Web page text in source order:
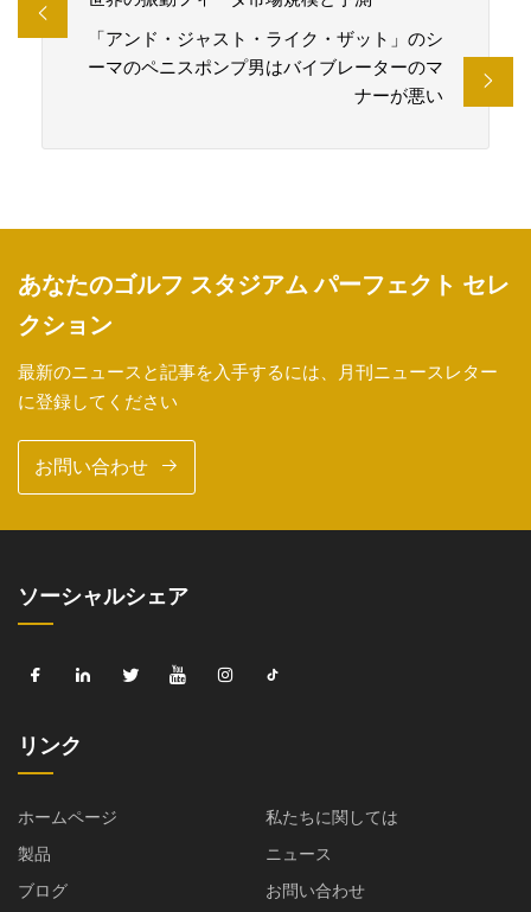
「アンド・ジャスト・ライク・ザット」のシ
ーマのペニスポンプ男はバイブレーターのマ
ナーが悪い
あなたのゴルフ スタジアム パーフェクト セレ
クション
最新のニュースと記事を入手するには、月刊ニュースレター
に登録してください
お問い合わせ
ソーシャルシェア
リンク
ホームページ
私たちに関しては
製品
ニュース
ブログ
お問い合わせ